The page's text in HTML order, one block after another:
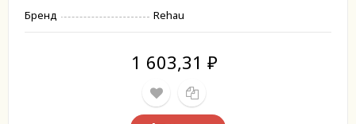
Бренд Rehau
1 603,31 ₽